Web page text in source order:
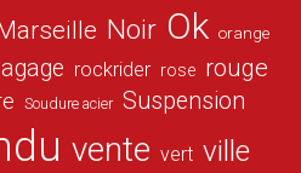
Noir Ok orange
rockrider rose rouge
Soudure acier Suspension
vente vert ville